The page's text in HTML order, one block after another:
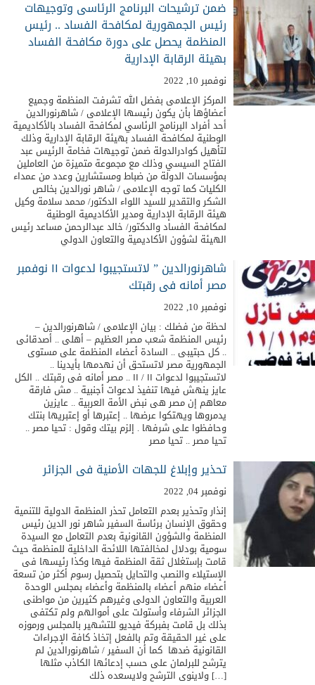
ضمن ترشيحات البرنامج الرئاسى وتوجيهات
رئيس الجمهورية لمكافحة الفساد .. رئيس
المنظمة يحصل على دورة مكافحة الفساد
بهيئة الرقابة الإدارية
نوفمبر 10, 2022
المركز الإعلامى بفضل الله تشرفت المنظمة وجميع
أعضاؤها بأن يكون رئيسها الإعلامى / شاهرنورالدين
أحد أفراد البرنامج الرئاسي لمكافحة الفساد بالأكاديمية
الوطنية لمكافحة الفساد بهيئة الرقابة الإدارية وذلك
لتأهيل كوادرالدولة ضمن توجيهات فخامة الرئيس عبد
الفتاح السيسي وذلك مع مجموعة متميزة من العاملين
بمؤسسات الدولة من ضباط ومستشارين وعدد من عمداء
الكليات كما توجه الإعلامى / شاهر نورالدين بخالص
الشكر والتقدير للسيد اللواء الدكتور/ محمد سلامة وكيل
هيئة الرقابة الإدارية ومدير الأكاديمية الوطنية
لمكافحة الفساد والدكتور/ خالد عبدالرحمن مساعد رئيس
الهيئة لشؤون الأكاديمية والتعاون الدولي
شاهرنورالدين ” لاتستجيبوا لدعوات ١١ نوفمبر
مصر أمانه فى رقبتك
نوفمبر 10, 2022
لحظة من فضلك : بيان الإعلامى / شاهرنورالدين –
رئيس المنظمة شعب مصر العظيم – أهلى .. أصدقائى
.. كل حبتيبى .. السادة أعضاء المنظمة على مستوى
الجمهورية مصر لاتستحق أن نهدمها بأيدينا ..
لاتستجيبوا لدعوات ١١ / ١١ .. مصر أمانه فى رقبتك .. الكل
عايز ينهش فيها تنفيذ لدعوات أجنبية .. مش فارقة
معاهم إن مصر هى نبض الأمة العربية .. عايزين
يدمروها ويهتكوا عرضها .. إعتبرها أو إعتبريها بنتك
وحافظوا على شرفها . إلزم بيتك وقول : تحيا مصر ..
تحيا مصر .. تحيا مصر
تحذير وإبلاغ للجهات الأمنية فى الجزائر
نوفمبر 04, 2022
إنذار وتحذير بعدم التعامل تحذر المنظمة الدولية للتنمية
وحقوق الإنسان برئاسة السفير شاهر نور الدين رئيس
المنظمة والشؤون القانونية بعدم التعامل مع السيدة
سومية بودلال لمخالفتها اللائحة الداخلية للمنظمة حيث
قامت بإستغلال ثقة المنظمة فيها وكذا رئيسها فى
الإستيلاء والنصب والتحايل بتحصيل رسوم أكثر من تسعة
أعضاء منهم أعضاء بالمنظمة وأعضاء بمجلس الوحدة
العربية والتعاون الدولى وغيرهم كثيرين من مواطنى
الجزائر الشرفاء وأستولت على أموالهم ولم تكتفى
بذلك بل قامت بفبركة فيديو للتشهير بالمجلس ورموزه
على غير الحقيقة وتم بالفعل إتخاذ كافة الإجراءات
القانونية ضدها كما أن السفير / شاهرنورالدين لم
يترشح للبرلمان على حسب إدعائها الكاذب مثلها
ولاينوى الترشح ولايسعده ذلك […]